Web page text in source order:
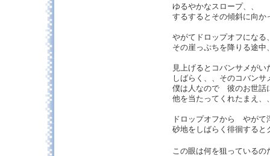
ゆるやかなスロープ、、
するするとその傾斜に向か
やがてドロップオフにな
その崖っぷちを降りる途
見上げるとコバンサメがい
しばらく、、そのコバン
僕は人なので 彼のお世話
他を当たってくれたまえ、
ドロップオフから やがて
砂地をしばらく徘徊すると
この眼は何を狙っている